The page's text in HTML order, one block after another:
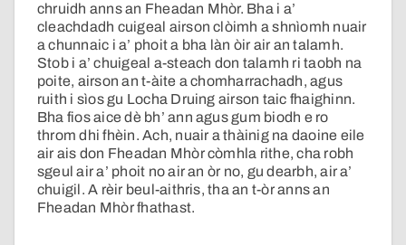
chruidh anns an Fheadan Mhòr. Bha i a’
cleachdadh cuigeal airson clòimh a shnìomh nuair
a chunnaic i a’ phoit a bha làn òir air an talamh.
Stob i a’ chuigeal a-steach don talamh ri taobh na
poite, airson an t-àite a chomharrachadh, agus
ruith i sìos gu Locha Druing airson taic fhaighinn.
Bha fios aice dè bh’ ann agus gum biodh e ro
throm dhi fhèin. Ach, nuair a thàinig na daoine eile
air ais don Fheadan Mhòr còmhla rithe, cha robh
sgeul air a’ phoit no air an òr no, gu dearbh, air a’
chuigil. A rèir beul-aithris, tha an t-òr anns an
Fheadan Mhòr fhathast.